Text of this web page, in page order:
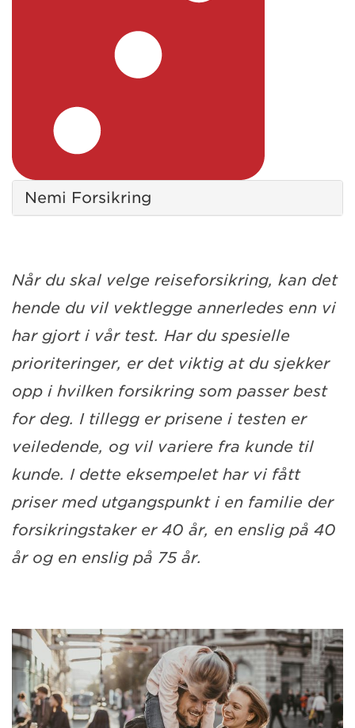
Nemi Forsikring
Når du skal velge reiseforsikring, kan det
hende du vil vektlegge annerledes enn vi
har gjort i vår test. Har du spesielle
prioriteringer, er det viktig at du sjekker
opp i hvilken forsikring som passer best
for deg. I tillegg er prisene i testen er
veiledende, og vil variere fra kunde til
kunde. I dette eksempelet har vi fått
priser med utgangspunkt i en familie der
forsikringstaker er 40 år, en enslig på 40
år og en enslig på 75 år.